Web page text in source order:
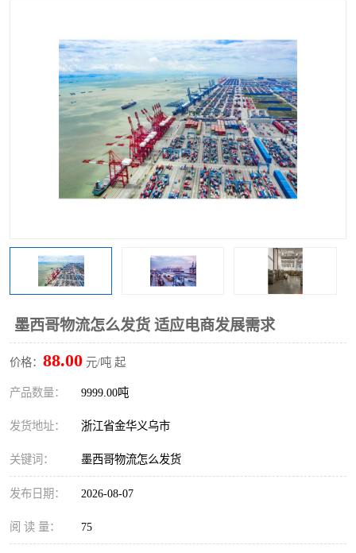
墨西哥物流怎么发货 适应电商发展需求
价格： 88.00 元/吨 起
产品数量： 9999.00吨
发货地址： 浙江省金华义乌市
关键词： 墨西哥物流怎么发货
发布日期： 2026-08-07
阅 读 量： 75